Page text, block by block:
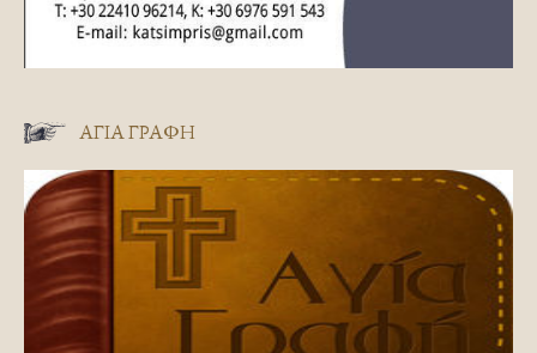
ΑΓΊΑ ΓΡΑΦΉ